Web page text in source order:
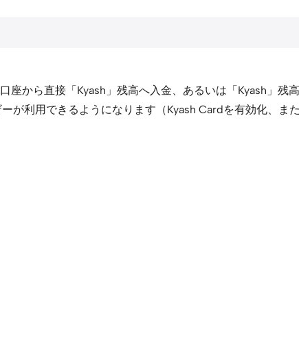
座から直接「Kyash」残高へ入金、あるいは「Kyash」
が利用できるようになります（Kyash Cardを有効化、